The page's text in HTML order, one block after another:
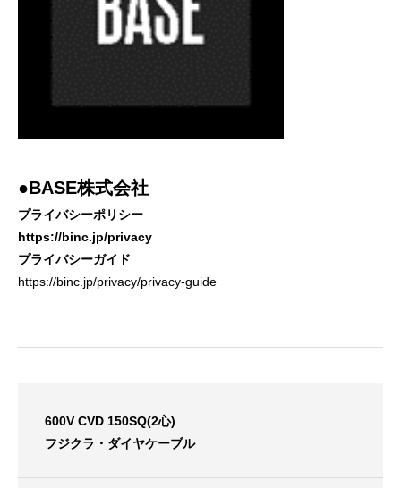
●BASE株式会社
プライバシーポリシー
https://binc.jp/privacy
プライバシーガイド
https://binc.jp/privacy/privacy-guide
600V CVD 150SQ(2心)
フジクラ・ダイヤケーブル